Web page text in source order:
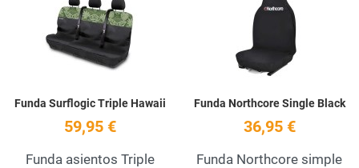
Funda Surflogic Triple Hawaii
59,95 €
Funda asientos Triple
Funda Northcore Single Black
36,95 €
Funda Northcore simple